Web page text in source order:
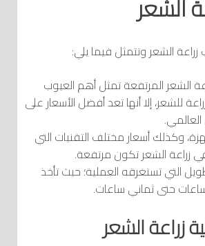
الشعر وتتمثل فيما يلي:
الشعر المرتفعة تمثل أهم العيوب
للشعر، إلا أنها تعد أفضل الأسعار على
وكذلك أسعار مختلف التقنيات التي
زراعة الشعر تكون مرتفعة.
التي تستغرقه العملية؛ حيث تأخذ
حتى ثماني ساعات.
زراعة الشعر